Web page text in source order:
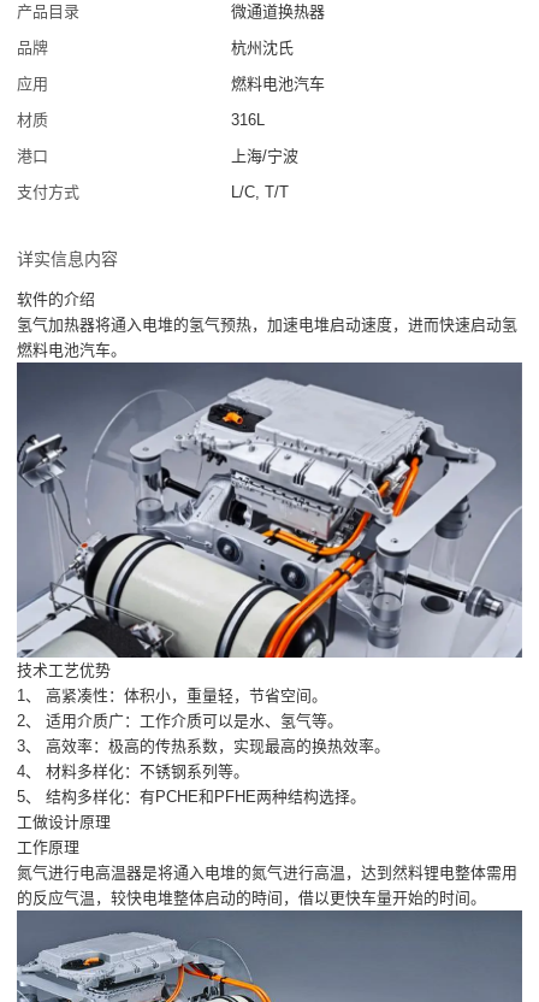
产品目录
微通道换热器
品牌
杭州沈氏
应用
燃料电池汽车
材质
316L
港口
上海/宁波
支付方式
L/C, T/T
详实信息内容
软件的介绍
氢气加热器将通入电堆的氢气预热，加速电堆启动速度，进而快速启动氢
燃料电池汽车。
技术工艺优势
1、 高紧凑性：体积小，重量轻，节省空间。
2、 适用介质广：工作介质可以是水、氢气等。
3、 高效率：极高的传热系数，实现最高的换热效率。
4、 材料多样化：不锈钢系列等。
5、 结构多样化：有PCHE和PFHE两种结构选择。
工做设计原理
工作原理
氮气进行电高温器是将通入电堆的氮气进行高温，达到然料锂电整体需用
的反应气温，较快电堆整体启动的時间，借以更快车量开始的时间。